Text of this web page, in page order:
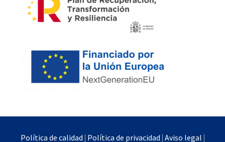
Política de calidad | Política de privacidad | Aviso legal |